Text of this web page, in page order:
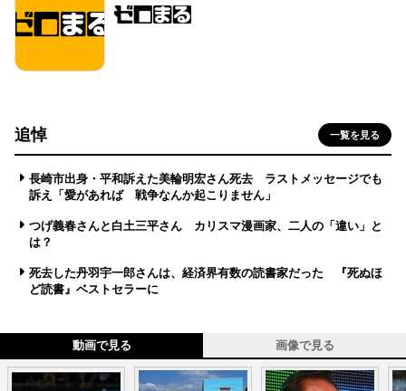
追悼 一覧を見る
長崎市出身・平和訴えた美輪明宏さん死去 ラストメッセージでも
訴え「愛があれば 戦争なんか起こりません」
つげ義春さんと白土三平さん カリスマ漫画家、二人の「違い」と
は？
死去した丹羽宇一郎さんは、経済界有数の読書家だった 『死ぬほ
ど読書』ベストセラーに
動画で見る 画像で見る